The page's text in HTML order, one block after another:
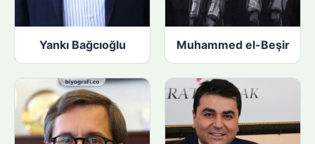
Yankı Bağcıoğlu Muhammed el-Beşir